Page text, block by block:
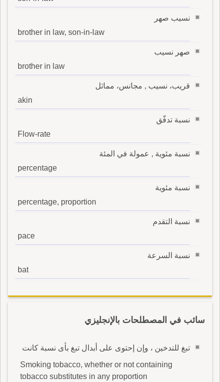
نسيب صهر
brother in law, son-in-law
صهر نسيب
brother in law
قريب، نسيب , مجانس، مماثل
akin
نسبة تدفّق
Flow-rate
نسبة مئوية , عمولة في المئة
percentage
نسبة مئوية
percentage, proportion
نسبة التقدم
pace
نسبة السرعة
bat
سائب في المصطلحات بالإنجليزي
تبغ للتدخين ، وإن إحتوى على أبدال تبغ بأى نسبة كانت
Smoking tobacco, whether or not containing
tobacco substitutes in any proportion